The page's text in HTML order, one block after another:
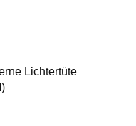
Lichtertüte